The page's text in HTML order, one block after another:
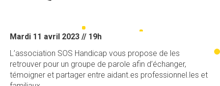
Mardi 11 avril 2023 // 19h
L’association SOS Handicap vous propose de les
retrouver pour un groupe de parole afin d’échanger,
témoigner et partager entre aidant.es professionnel.les et